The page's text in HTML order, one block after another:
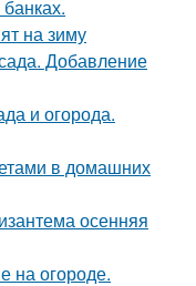
на зиму
Добавление
и огорода.
в домашних
осенняя
на огороде.